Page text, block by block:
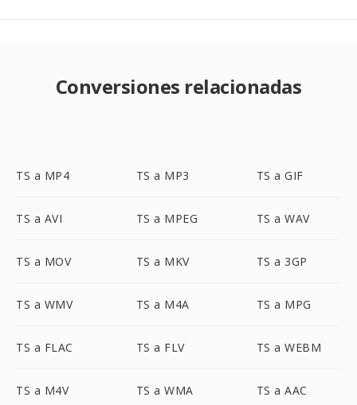
Conversiones relacionadas
TS a MP4 TS a MP3 TS a GIF
TS a AVI TS a MPEG TS a WAV
TS a MOV TS a MKV TS a 3GP
TS a WMV TS a M4A TS a MPG
TS a FLAC TS a FLV TS a WEBM
TS a M4V TS a WMA TS a AAC